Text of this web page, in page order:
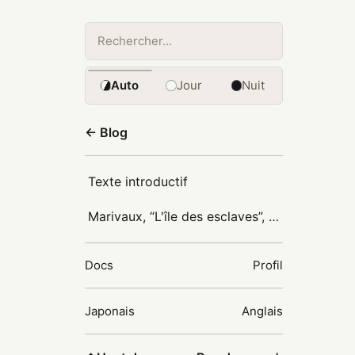
Auto Jour Nuit
← Blog
Texte introductif
Marivaux, “L'île des esclaves”, scène 2
Docs Profil
Japonais Anglais